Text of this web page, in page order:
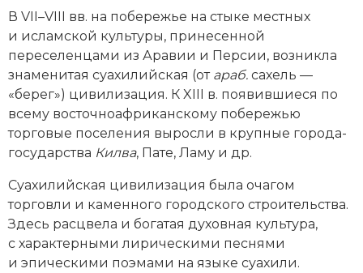
В VII–VIII вв. на побережье на стыке местных
и исламской культуры, принесенной
переселенцами из Аравии и Персии, возникла
знаменитая суахилийская (от араб. сахель —
«берег») цивилизация. К XIII в. появившиеся по
всему восточноафриканскому побережью
торговые поселения выросли в крупные города-
государства Килва, Пате, Ламу и др.
Суахилийская цивилизация была очагом
торговли и каменного городского строительства.
Здесь расцвела и богатая духовная культура,
с характерными лирическими песнями
и эпическими поэмами на языке суахили.